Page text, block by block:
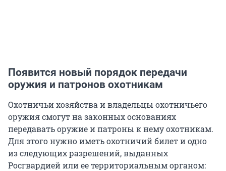
Появится новый порядок передачи
оружия и патронов охотникам
Охотничьи хозяйства и владельцы охотничьего
оружия смогут на законных основаниях
передавать оружие и патроны к нему охотникам.
Для этого нужно иметь охотничий билет и одно
из следующих разрешений, выданных
Росгвардией или ее территориальным органом: